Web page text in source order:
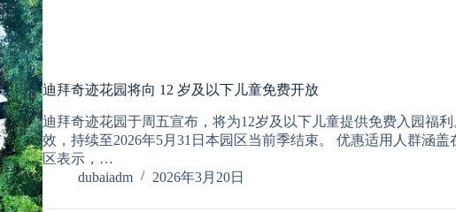
迪拜奇迹花园将向 12 岁及以下儿童免费开放
迪拜奇迹花园于周五宣布，将为12岁及以下儿童提供免费入园福
效，持续至2026年5月31日本园区当前季结束。 优惠适用人群涵
区表示，…
dubaiadm
2026年3月20日